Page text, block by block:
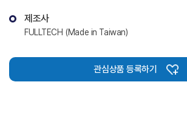
제조사
FULLTECH (Made in Taiwan)
관심상품 등록하기